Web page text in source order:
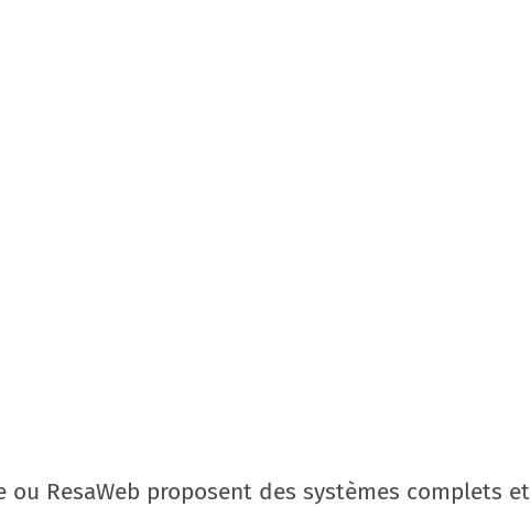
ResaWeb proposent des systèmes complets et